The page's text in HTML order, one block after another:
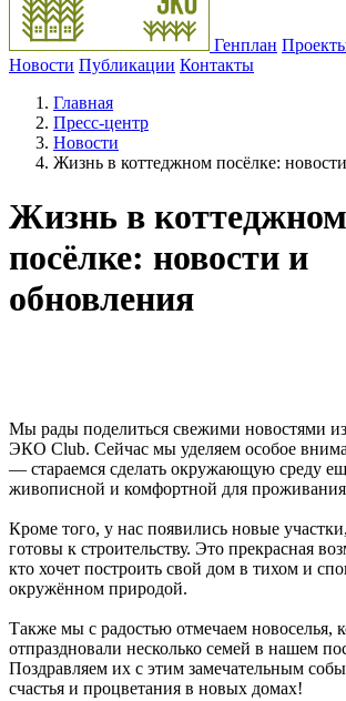
Генплан
Новости Публикации Контакты
Главная
Пресс-центр
Новости
Жизнь в коттеджном посёлке:
Жизнь в коттеджном
посёлке: новости и
обновления
Мы рады поделиться свежими новостями
ЭКО Club. Сейчас мы уделяем особое
— стараемся сделать окружающую среду
живописной и комфортной для
Кроме того, у нас появились новые
готовы к строительству. Это прекрасная
кто хочет построить свой дом в тихом и
окружённом природой.
Также мы с радостью отмечаем новоселья,
отпраздновали несколько семей в нашем
Поздравляем их с этим замечательным
счастья и процветания в новых домах!